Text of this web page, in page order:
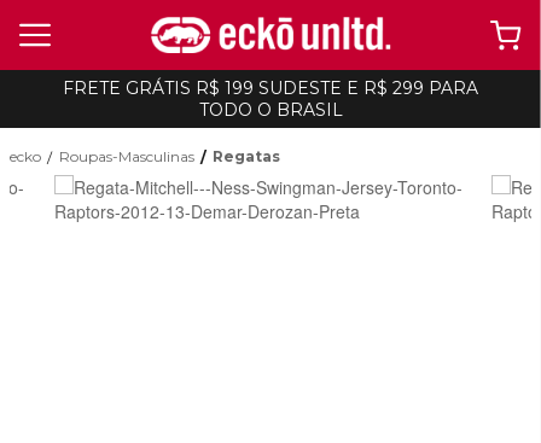
FRETE GRÁTIS R$ 199 SUDESTE E R$ 299 PARA
TODO O BRASIL
ecko Roupas-Masculinas Regatas